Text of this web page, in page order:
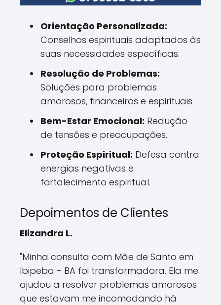
Orientação Personalizada:
Conselhos espirituais adaptados às
suas necessidades específicas.
Resolução de Problemas:
Soluções para problemas
amorosos, financeiros e espirituais.
Bem-Estar Emocional: Redução
de tensões e preocupações.
Proteção Espiritual: Defesa contra
energias negativas e
fortalecimento espiritual.
Depoimentos de Clientes
Elizandra L.
"Minha consulta com Mãe de Santo em
Ibipeba - BA foi transformadora. Ela me
ajudou a resolver problemas amorosos
que estavam me incomodando há